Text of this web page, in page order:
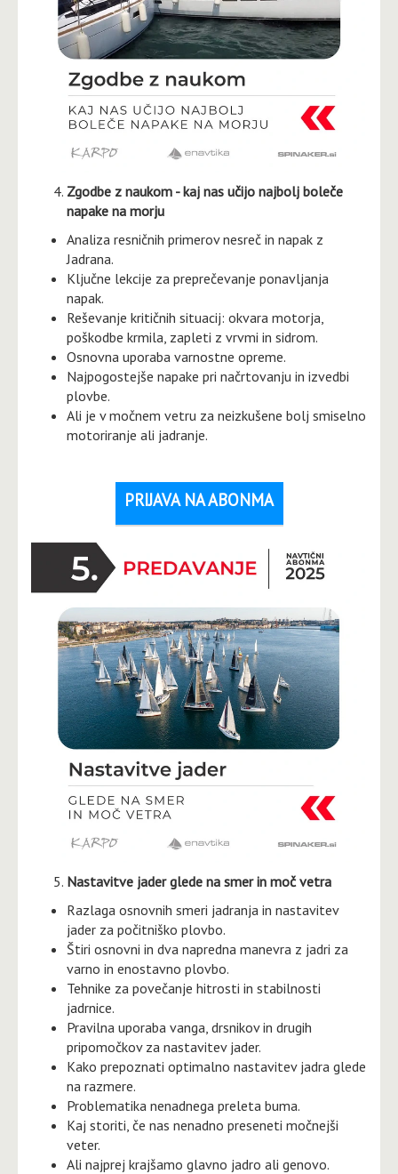
Zgodbe z naukom - kaj nas učijo najbolj boleče
napake na morju
Analiza resničnih primerov nesreč in napak z
Jadrana.
Ključne lekcije za preprečevanje ponavljanja
napak.
Reševanje kritičnih situacij: okvara motorja,
poškodbe krmila, zapleti z vrvmi in sidrom.
Osnovna uporaba varnostne opreme.
Najpogostejše napake pri načrtovanju in izvedbi
plovbe.
Ali je v močnem vetru za neizkušene bolj smiselno
motoriranje ali jadranje.
PRIJAVA NA ABONMA
Nastavitve jader glede na smer in moč vetra
Razlaga osnovnih smeri jadranja in nastavitev
jader za počitniško plovbo.
Štiri osnovni in dva napredna manevra z jadri za
varno in enostavno plovbo.
Tehnike za povečanje hitrosti in stabilnosti
jadrnice.
Pravilna uporaba vanga, drsnikov in drugih
pripomočkov za nastavitev jader.
Kako prepoznati optimalno nastavitev jadra glede
na razmere.
Problematika nenadnega preleta buma.
Kaj storiti, če nas nenadno preseneti močnejši
veter.
Ali najprej krajšamo glavno jadro ali genovo.